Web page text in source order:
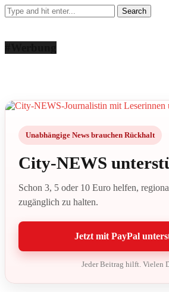
Unabhängige News brauchen Rückhalt
City-NEWS
Schon 3, 5 oder 10 Euro helfen,
zugänglich zu halten.
Jetzt mit PayPal
Jeder Beitrag hilft. Vielen